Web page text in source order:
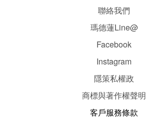
聯絡我們
瑪德蓮Line@
Facebook
Instagram
隱策私權政
商標與著作權聲明
客戶服務條款